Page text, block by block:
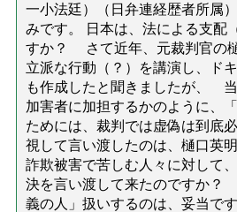
一小法廷）（日弁連経歴者所属
みです。 日本は、法による支配
すか？ さて近年、元裁判官の
立派な行動（？）を講演し、ド
も作成したと聞きましたが、
加害者に加担するかのように、
ためには、裁判では虚偽は到底
視して言い渡したのは、樋口英
詐欺被害で苦しむ人々に対して
決を言い渡して来たのですか
義の人」扱いするのは、妥当で